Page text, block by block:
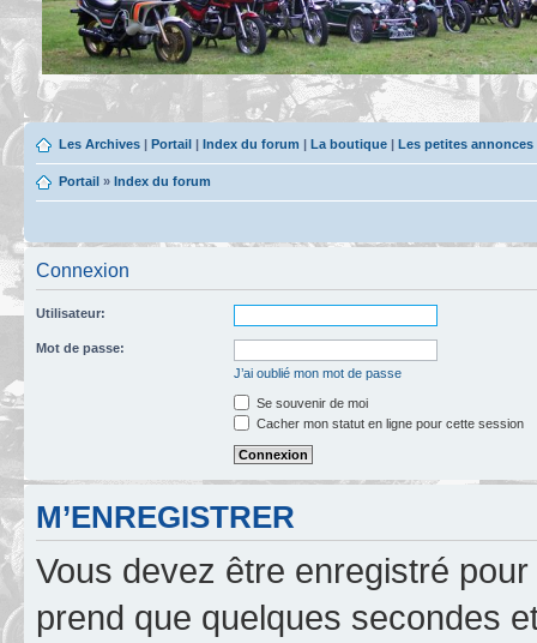
Les Archives | Portail | Index du forum | La boutique | Les petites
Portail » Index du forum
Connexion
Utilisateur:
Mot de passe:
J’ai oublié mon mot de passe
Se souvenir de moi
Cacher mon statut en ligne pour cette session
M’ENREGISTRER
Vous devez être enregistré
prend que quelques secondes